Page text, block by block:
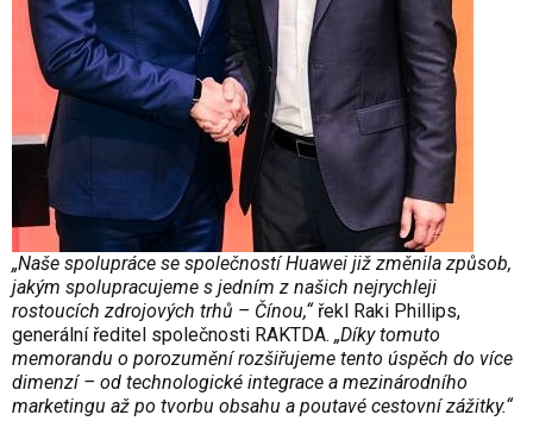
„Naše spolupráce se společností Huawei již změnila způsob,
jakým spolupracujeme s jedním z našich nejrychleji
rostoucích zdrojových trhů – Čínou,“řekl Raki Phillips,
generální ředitel společnosti RAKTDA. „Díky tomuto
memorandu o porozumění rozšiřujeme tento úspěch do více
dimenzí – od technologické integrace a mezinárodního
marketingu až po tvorbu obsahu a poutavé cestovní zážitky.“